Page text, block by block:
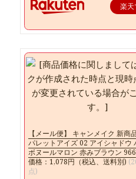
楽天
【メール便】 キャンメイク 新商
パレットアイズ 02 アイシャドウ
ボヌールマロン 赤みブラウン 966
価格：1,078円（税込、送料別)
点)